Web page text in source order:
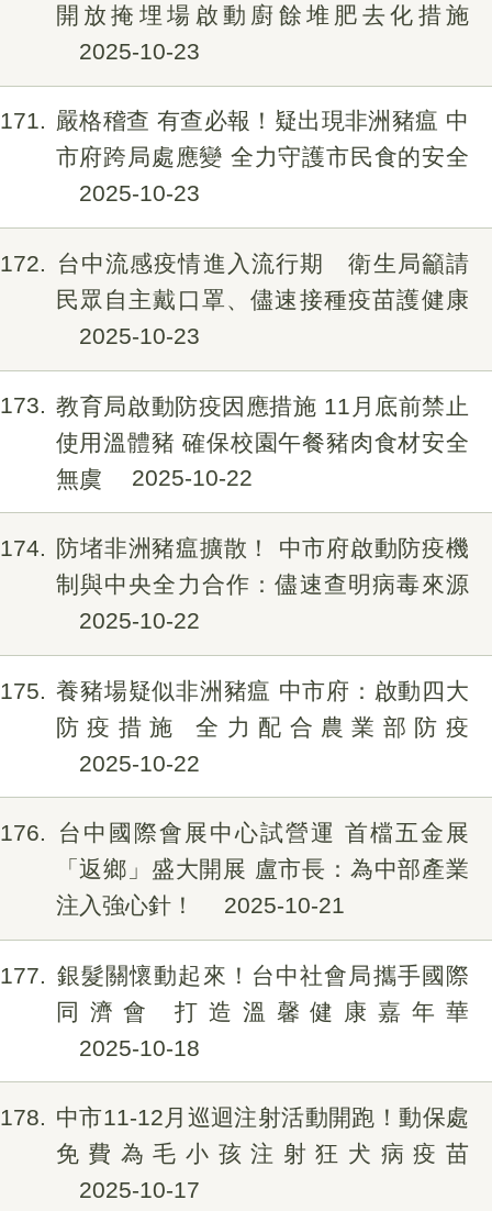
開放掩埋場啟動廚餘堆肥去化措施
2025-10-23
171
嚴格稽查 有查必報！疑出現非洲豬瘟 中
市府跨局處應變 全力守護市民食的安全
2025-10-23
172
台中流感疫情進入流行期 衛生局籲請
民眾自主戴口罩、儘速接種疫苗護健康
2025-10-23
173
教育局啟動防疫因應措施 11月底前禁止
使用溫體豬 確保校園午餐豬肉食材安全
無虞
2025-10-22
174
防堵非洲豬瘟擴散！ 中市府啟動防疫機
制與中央全力合作：儘速查明病毒來源
2025-10-22
175
養豬場疑似非洲豬瘟 中市府：啟動四大
防疫措施 全力配合農業部防疫
2025-10-22
176
台中國際會展中心試營運 首檔五金展
「返鄉」盛大開展 盧市長：為中部產業
注入強心針！
2025-10-21
177
銀髮關懷動起來！台中社會局攜手國際
同濟會 打造溫馨健康嘉年華
2025-10-18
178
中市11-12月巡迴注射活動開跑！動保處
免費為毛小孩注射狂犬病疫苗
2025-10-17